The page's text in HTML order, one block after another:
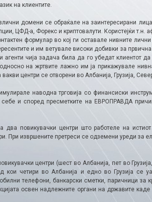
на клиентите.
домени се обраќале на заинтересирани
ЦФД-а, Форекс и криптовалути. Користејќи т.н.
формулар во кој ги оставале нивните
и им ветувале високи добивки за
чија задача била да го убедат клиентот
на жртвите лажно им ја прикажувале
центри се отворени во Албанија, Грузија,
наводна трговија со финансиски
себе и според пресметките на ЕВРОПРАВДА
два повикувачки центри што работеле на
При извршените претреси се одземени уреди за
центри (шест во Албанија, пет во
четири во Албанија и едно во Грузија се
телефони, банкарски сметки, паричници за
освен надлежните органи на државите